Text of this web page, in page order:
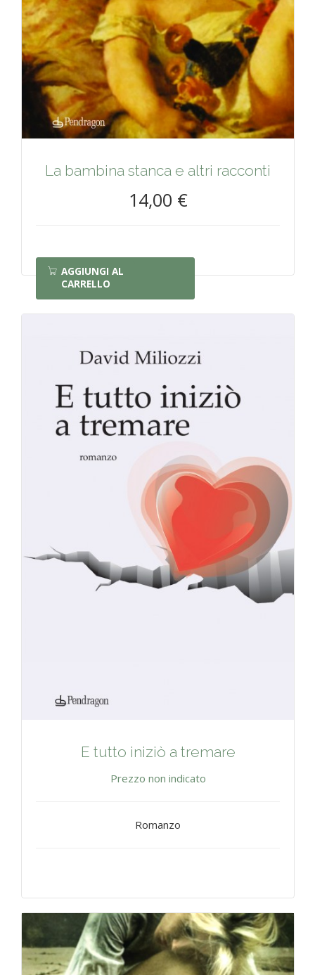
La bambina stanca e altri racconti
14,00 €
AGGIUNGI AL
CARRELLO
E tutto iniziò a tremare
Prezzo non indicato
Romanzo